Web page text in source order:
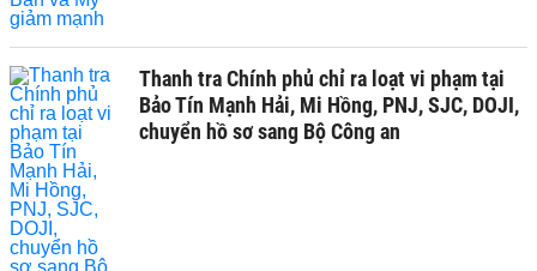
Thanh tra Chính phủ chỉ ra loạt vi phạm tại
Bảo Tín Mạnh Hải, Mi Hồng, PNJ, SJC, DOJI,
chuyển hồ sơ sang Bộ Công an